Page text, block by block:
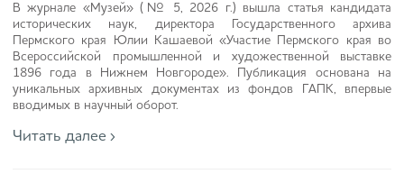
В журнале «Музей» (№ 5, 2026 г.) вышла статья кандидата
исторических наук, директора Государственного архива
Пермского края Юлии Кашаевой «Участие Пермского края во
Всероссийской промышленной и художественной выставке
1896 года в Нижнем Новгороде». Публикация основана на
уникальных архивных документах из фондов ГАПК, впервые
вводимых в научный оборот.
Читать далее ›